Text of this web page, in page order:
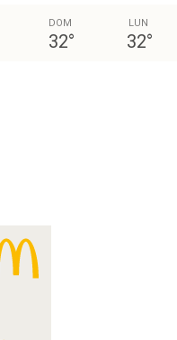
DOM
32°
LUN
32°